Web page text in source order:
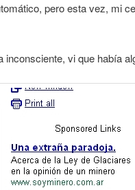
pero esta vez, mi
inconsciente, vi que había